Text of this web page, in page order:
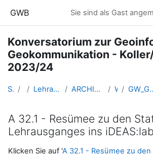
GWB Sie sind als Gast
Konversatorium zur
Geokommunikation -
2023/24
Startseite Kurse Lehramtsausbildung GW im Cluster Österreich Mitte ARCHIV - Lehrveranstaltungen am Standort Linz - seit 2016 WS_2023/24
A 32.1 - Resümee zu den
Lehrausganges ins iDEAS:lab
Abschlussbedingungen
Klicken Sie auf 'A 32.1 - Resümee zu